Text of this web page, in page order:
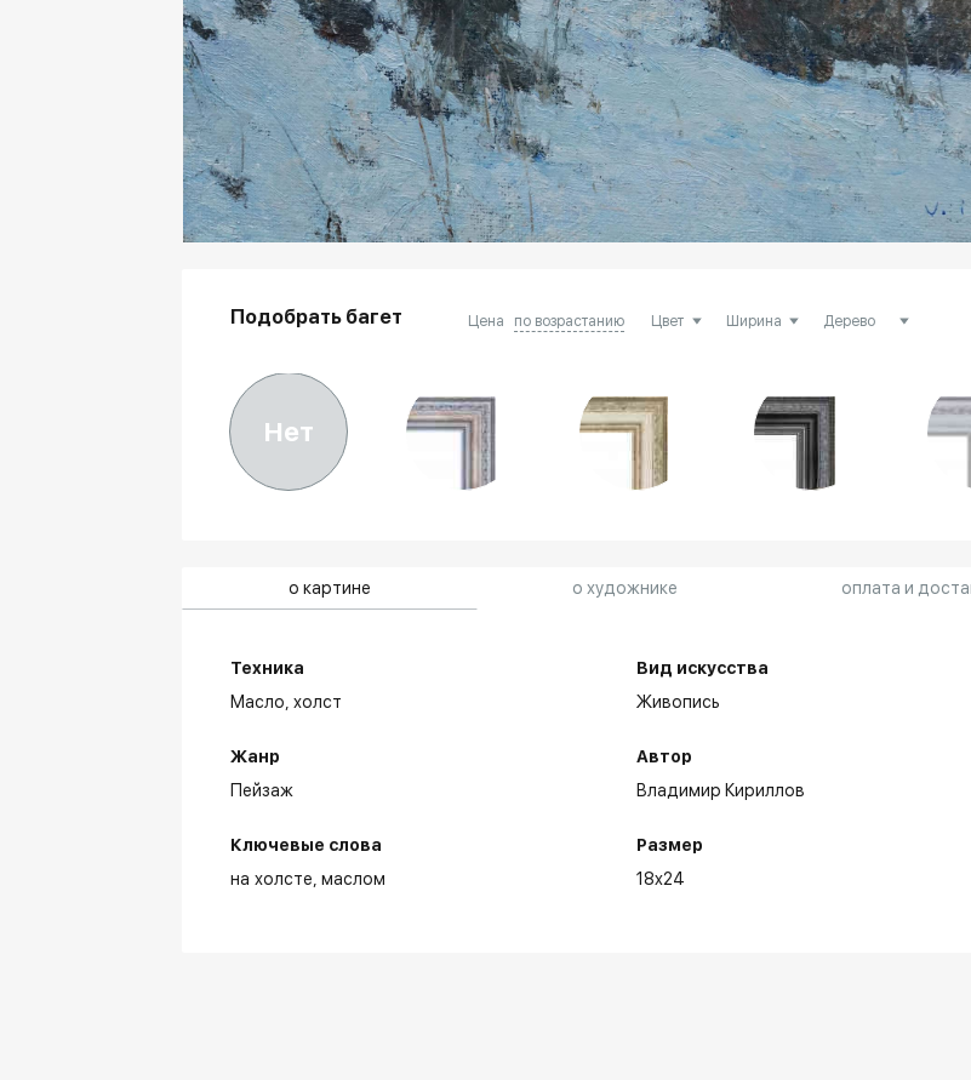
Подобрать багет Цена по возрастанию
Нет
о картине о художнике оплата и
Техника
Масло,холст
Жанр
Пейзаж
Ключевые слова
на холсте маслом
Вид искусства
Живопись
Автор
Владимир Кириллов
Размер
18x24